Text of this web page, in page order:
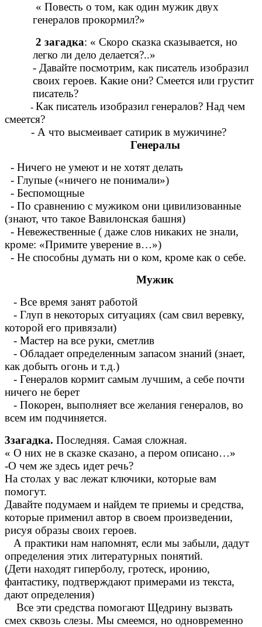
« Повесть о том, как один мужик двух
генералов прокормил?»
2 загадка: « Скоро сказка сказывается, но
легко ли дело делается?..»
- Давайте посмотрим, как писатель изобразил
своих героев. Какие они? Смеется или грустит
писатель?
- Как писатель изобразил генералов? Над чем
смеется?
- А что высмеивает сатирик в мужичине?
Генералы
- Ничего не умеют и не хотят делать
- Глупые («ничего не понимали»)
- Беспомощные
- По сравнению с мужиком они цивилизованные
(знают, что такое Вавилонская башня)
- Невежественные ( даже слов никаких не знали,
кроме: «Примите уверение в…»)
- Не способны думать ни о ком, кроме как о себе.
Мужик
- Все время занят работой
- Глуп в некоторых ситуациях (сам свил веревку,
которой его привязали)
- Мастер на все руки, сметлив
- Обладает определенным запасом знаний (знает,
как добыть огонь и т.д.)
- Генералов кормит самым лучшим, а себе почти
ничего не берет
- Покорен, выполняет все желания генералов, во
всем им подчиняется.
3загадка. Последняя. Самая сложная.
« О них не в сказке сказано, а пером описано…»
-О чем же здесь идет речь?
На столах у вас лежат ключики, которые вам
помогут.
Давайте подумаем и найдем те приемы и средства,
которые применил автор в своем произведении,
рисуя образы своих героев.
А практики нам напомнят, если мы забыли, дадут
определения этих литературных понятий.
(Дети находят гиперболу, гротеск, иронию,
фантастику, подтверждают примерами из текста,
дают определения)
Все эти средства помогают Щедрину вызвать
смех сквозь слезы. Мы смеемся, но одновременно